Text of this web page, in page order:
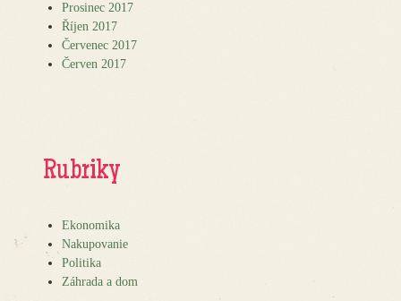
Prosinec 2017
Říjen 2017
Červenec 2017
Červen 2017
Rubriky
Ekonomika
Nakupovanie
Politika
Záhrada a dom